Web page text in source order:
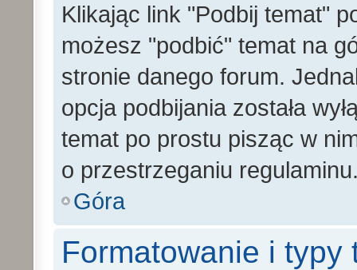
Klikając link "Podbij temat"
możesz "podbić" temat na
stronie danego forum.
opcja podbijania została
temat po prostu pisząc w
o przestrzeganiu
Góra
Formatowanie i typy